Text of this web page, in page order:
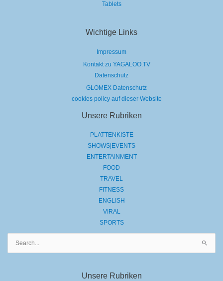
Tablets
Wichtige Links
Impressum
Kontakt zu YAGALOO.TV
Datenschutz
GLOMEX Datenschutz
cookies policy auf dieser Website
Unsere Rubriken
PLATTENKISTE
SHOWS|EVENTS
ENTERTAINMENT
FOOD
TRAVEL
FITNESS
ENGLISH
VIRAL
SPORTS
Unsere Rubriken